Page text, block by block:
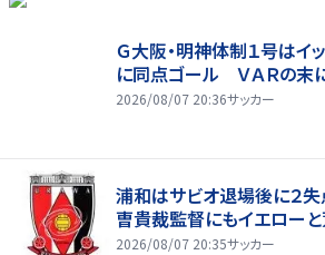
Ｇ大阪・明神体制１号はイ
に同点ゴール ＶＡＲの末
2026/08/07 20:36サッカー
浦和はサビオ退場後に２
曺貴裁監督にもイエロー
2026/08/07 20:35サッカー